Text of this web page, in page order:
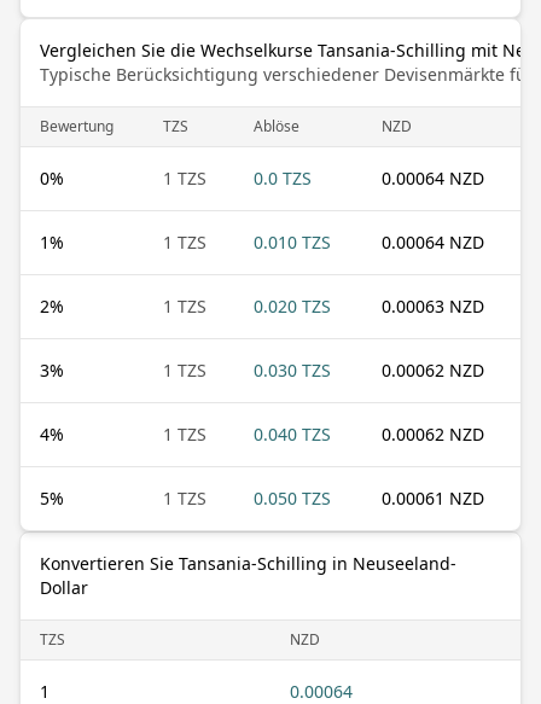
Vergleichen Sie die Wechselkurse Tansania-Schilling mit
Typische Berücksichtigung verschiedener Devisenmärkte für
Bewertung TZS Ablöse NZD
0% 1 TZS 0.0 TZS 0.00064 NZD
1% 1 TZS 0.010 TZS 0.00064 NZD
2% 1 TZS 0.020 TZS 0.00063 NZD
3% 1 TZS 0.030 TZS 0.00062 NZD
4% 1 TZS 0.040 TZS 0.00062 NZD
5% 1 TZS 0.050 TZS 0.00061 NZD
Konvertieren Sie Tansania-Schilling in Neuseeland-
Dollar
TZS NZD
1 0.00064